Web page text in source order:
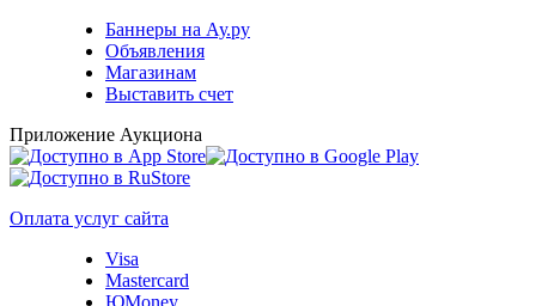
Баннеры на Ау.ру
Объявления
Магазинам
Выставить счет
Приложение Аукциона
Оплата услуг сайта
Visa
Mastercard
ЮMoney